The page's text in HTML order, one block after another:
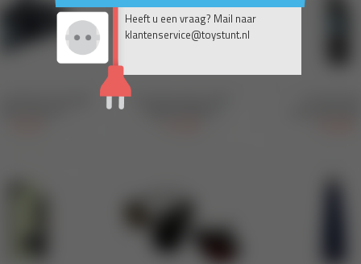
Heeft u een vraag? Mail naar
klantenservice@toystunt.nl